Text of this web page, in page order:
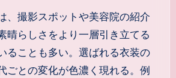
、撮影スポットや美容院の紹介
晴らしさをより一層引き立てる
ることも多い。選ばれる衣装の
ごとの変化が色濃く現れる。例